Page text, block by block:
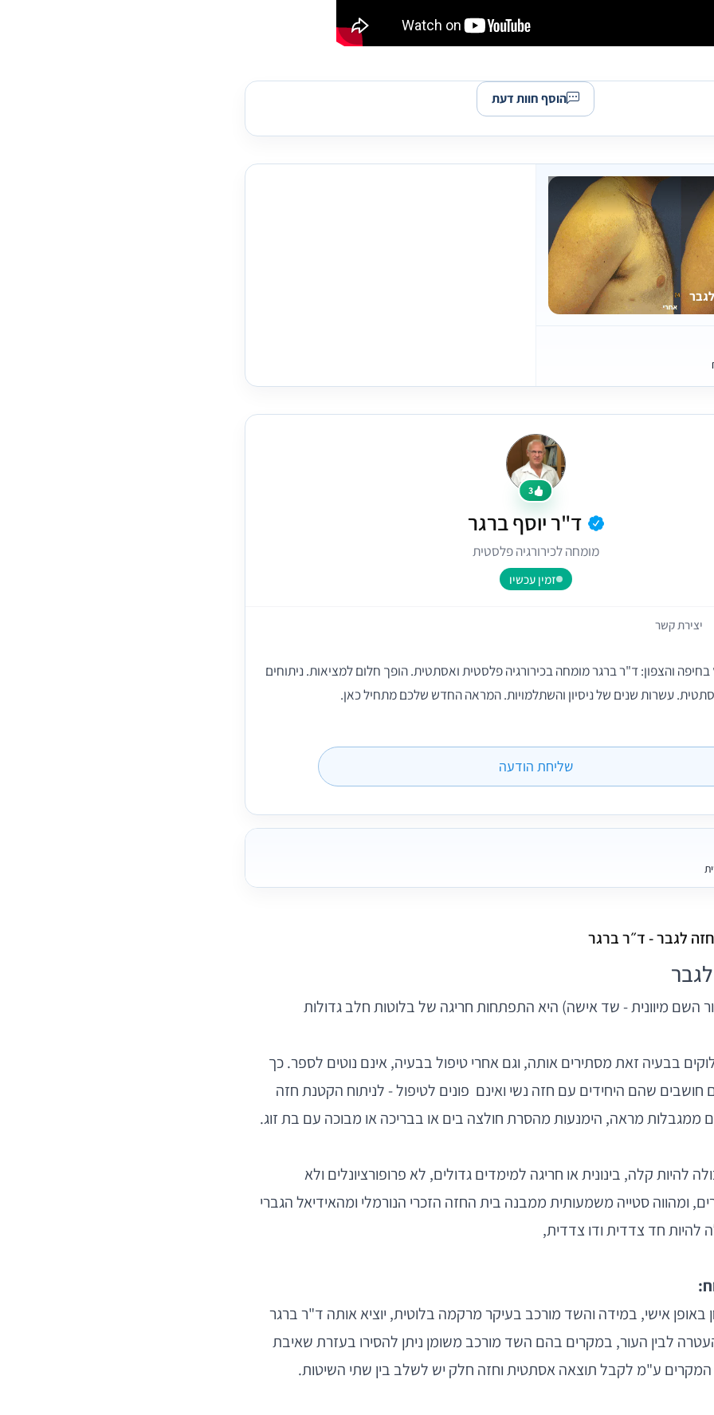
הוסף חוות דעת
3
ד"ר יוסף ברגר
מומחה לכירורגיה פלסטית
זמין עכשיו
יצירת קשר
והצפון: ד"ר ברגר מומחה בכירורגיה פלסטית ואסתטית. הופך חלום למציאות. ניתוחים
עשרות שנים של ניסיון והשתלמויות. המראה החדש שלכם מתחיל כאן.
שליחת הודעה
לגבר - ד״ר ברגר
השם מיוונית - שד אישה) היא התפתחות חריגה של בלוטות חלב גדולות
בבעיה זאת מסתירים אותה, וגם אחרי טיפול בבעיה, אינם נוטים לספר. כך
חושבים שהם היחידים עם חזה נשי ואינם פונים לטיפול - לניתוח הקטנת חזה
ממגבלות מראה, הימנעות מהסרת חולצה בים או בבריכה או מבוכה עם בת זוג.
להיות קלה, בינונית או חריגה למימדים גדולים, לא פרופורציונלים ולא
ומהווה סטייה משמעותית ממבנה בית החזה הזכרי הנורמלי ומהאידיאל הגברי
להיות חד צדדית ודו צדדית,
באופן אישי, במידה והשד מורכב בעיקר מרקמה בלוטית, יוציא אותה ד"ר ברגר
לבין העור, במקרים בהם השד מורכב משומן ניתן להסירו בעזרת שאיבת
ע"מ לקבל תוצאה אסתטית וחזה חלק יש לשלב בין שתי השיטות.